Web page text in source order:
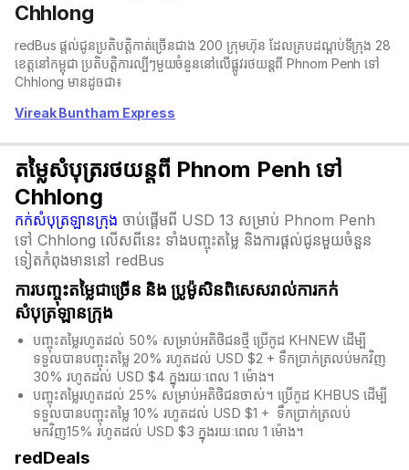
Chhlong
redBus ផ្តល់ជូនប្រតិបត្តិកាត់ច្រើនជាង 200 ក្រុមហ៊ុន ដែលគ្របដណ្តប់ទីក្រុង 28
ខេត្តនៅកម្ពុជា ប្រតិបត្តិការល្បីៗមួយចំនួននៅលើផ្លូវរថយន្តពី Phnom Penh ទៅ
Chhlong មានដូចជា៖
Vireak Buntham Express
តម្លៃសំបុត្ររថយន្តពី Phnom Penh ទៅ
Chhlong
កក់សំបុត្រឡានក្រុង ចាប់ផ្តើមពី USD 13 សម្រាប់ Phnom Penh
ទៅ Chhlong លើសពីនេះ ទាំងបញ្ចុះតម្លៃ និងការផ្តល់ជូនមួយចំនួន
ទៀតកំពុងមាននៅ redBus
ការបញ្ចុះតម្លៃជាច្រើន និង​ ប្រូម៉ូសិនពិសេសរាល់ការកក់
សំបុត្រឡានក្រុង
បញ្ចុះតម្លៃរហូតដល់ 50% សម្រាប់អតិថិជនថ្មី ប្រើកូដ KHNEW ដើម្បី
ទទួលបានបញ្ចុះតម្លៃ 20% រហូតដល់ USD $2 + ទឹកប្រាក់ត្រលប់មកវិញ
30% រហូតដល់ USD $4 ក្នុងរយៈពេល 1 ម៉ោង។
បញ្ចុះតម្លៃរហូតដល់ 25% សម្រាប់អតិថិជនចាស់។ ប្រើកូដ KHBUS ដើម្បី
ទទួលបានបញ្ចុះតម្លៃ 10% រហូតដល់ USD $1 + ទឹកប្រាក់ត្រលប់
មកវិញ15% រហូតដល់ USD $3 ក្នុងរយៈពេល 1 ម៉ោង។
redDeals